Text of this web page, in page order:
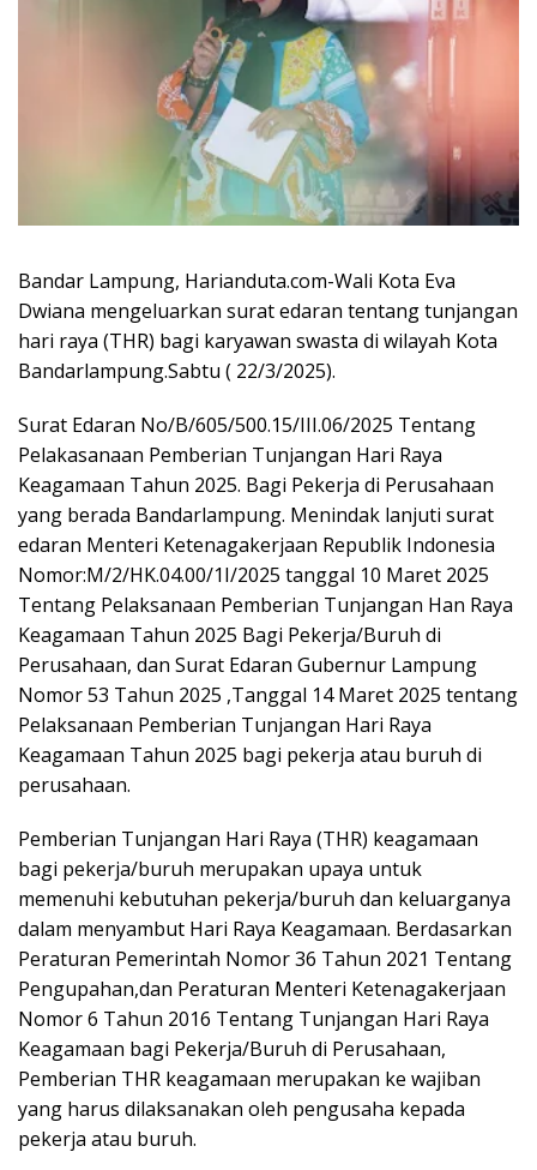
Bandar Lampung, Harianduta.com-Wali Kota Eva
Dwiana mengeluarkan surat edaran tentang tunjangan
hari raya (THR) bagi karyawan swasta di wilayah Kota
Bandarlampung.Sabtu ( 22/3/2025).
Surat Edaran No/B/605/500.15/III.06/2025 Tentang
Pelakasanaan Pemberian Tunjangan Hari Raya
Keagamaan Tahun 2025. Bagi Pekerja di Perusahaan
yang berada Bandarlampung. Menindak lanjuti surat
edaran Menteri Ketenagakerjaan Republik Indonesia
Nomor:M/2/HK.04.00/1I/2025 tanggal 10 Maret 2025
Tentang Pelaksanaan Pemberian Tunjangan Han Raya
Keagamaan Tahun 2025 Bagi Pekerja/Buruh di
Perusahaan, dan Surat Edaran Gubernur Lampung
Nomor 53 Tahun 2025 ,Tanggal 14 Maret 2025 tentang
Pelaksanaan Pemberian Tunjangan Hari Raya
Keagamaan Tahun 2025 bagi pekerja atau buruh di
perusahaan.
Pemberian Tunjangan Hari Raya (THR) keagamaan
bagi pekerja/buruh merupakan upaya untuk
memenuhi kebutuhan pekerja/buruh dan keluarganya
dalam menyambut Hari Raya Keagamaan. Berdasarkan
Peraturan Pemerintah Nomor 36 Tahun 2021 Tentang
Pengupahan,dan Peraturan Menteri Ketenagakerjaan
Nomor 6 Tahun 2016 Tentang Tunjangan Hari Raya
Keagamaan bagi Pekerja/Buruh di Perusahaan,
Pemberian THR keagamaan merupakan ke wajiban
yang harus dilaksanakan oleh pengusaha kepada
pekerja atau buruh.